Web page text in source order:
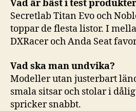
Vad är bäst i test produkter
Secretlab Titan Evo och
toppar de flesta listor. I
DXRacer och Anda Seat
Vad ska man undvika?
Modeller utan justerbart
smala sitsar och stolar i
spricker snabbt.